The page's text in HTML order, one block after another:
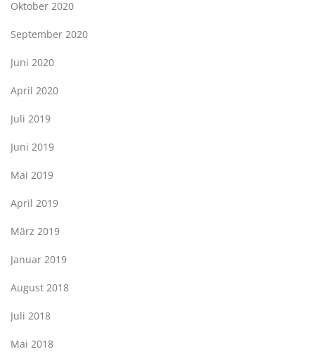
Oktober 2020
September 2020
Juni 2020
April 2020
Juli 2019
Juni 2019
Mai 2019
April 2019
März 2019
Januar 2019
August 2018
Juli 2018
Mai 2018